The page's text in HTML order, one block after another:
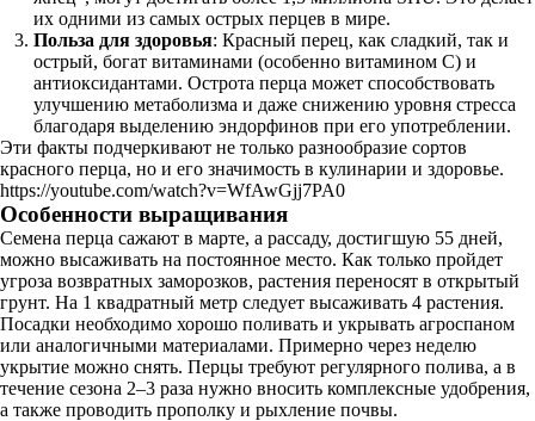
их одними из самых острых перцев в мире.
Польза для здоровья: Красный перец, как сладкий, так и
острый, богат витаминами (особенно витамином C) и
антиоксидантами. Острота перца может способствовать
улучшению метаболизма и даже снижению уровня стресса
благодаря выделению эндорфинов при его употреблении.
Эти факты подчеркивают не только разнообразие сортов
красного перца, но и его значимость в кулинарии и здоровье.
https://youtube.com/watch?v=WfAwGjj7PA0
Особенности выращивания
Семена перца сажают в марте, а рассаду, достигшую 55 дней,
можно высаживать на постоянное место. Как только пройдет
угроза возвратных заморозков, растения переносят в открытый
грунт. На 1 квадратный метр следует высаживать 4 растения.
Посадки необходимо хорошо поливать и укрывать агроспаном
или аналогичными материалами. Примерно через неделю
укрытие можно снять. Перцы требуют регулярного полива, а в
течение сезона 2–3 раза нужно вносить комплексные удобрения,
а также проводить прополку и рыхление почвы.